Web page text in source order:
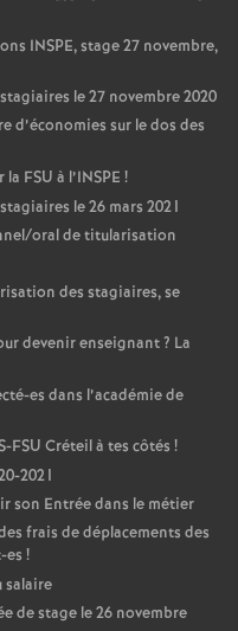
INSPE, stage 27 novembre,
le 27 novembre 2020
d’économies sur le dos des
la FSU à l’INSPE !
le 26 mars 2021
oral de titularisation
des stagiaires, se
devenir enseignant? La
es dans l’académie de
-FSU Créteil à tes côtés !
2021
son Entrée dans le métier
frais de déplacements des
es !
salaire
de stage le 26 novembre